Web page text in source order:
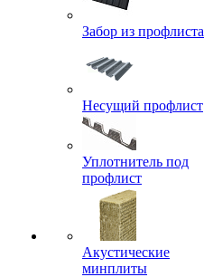
Забор из профлиста
Несущий профлист
Уплотнитель под
профлист
Акустические
минплиты